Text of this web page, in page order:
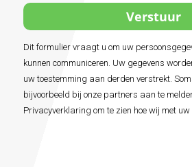
de
algemene
voorwaarden
*Alternative:
Dit formulier vraagt u om uw
kunnen communiceren. Uw gegevens
uw toestemming aan derden verstrekt.
bijvoorbeeld bij onze partners aan te
Privacyverklaring om te zien hoe wij met uw